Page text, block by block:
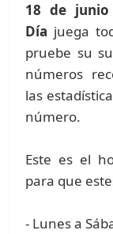
18 de junio
Día juega
pruebe su
números
las
número.
Este es el
para que
- Lunes a